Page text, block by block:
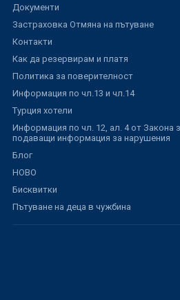
Документи
Застраховка Отмяна на пътуване
Контакти
Как да резервирам и платя
Политика за поверителност
Информация по чл.13 и чл.14
Турция хотели
Информация по чл. 12, ал. 4 от Закона
подаващи информация за нарушения
Блог
НОВО
Бисквитки
Пътуване на деца в чужбина